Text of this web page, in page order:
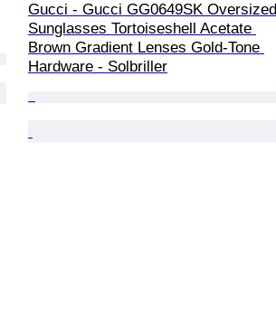
Gucci - Gucci GG0649SK Oversized
Sunglasses Tortoiseshell Acetate
Brown Gradient Lenses Gold-Tone
Hardware - Solbriller